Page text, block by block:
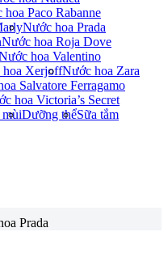
hoa Paco Rabanne
Nước hoa Prada
Nước hoa Roja Dove
hoa Valentino
hoa XerjoffNước hoa Zara
Salvatore Ferragamo
hoa Victoria’s Secret
Dưỡng thểSữa tắm
Prada